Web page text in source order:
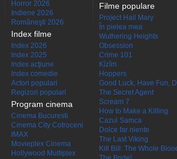
Horror 2026
Indiene 2026
Româneşti 2026
Index filme
Index 2026
Index 2025
Index acţiune
Index comedie
Actori populari
Regizori populari
Program cinema
Cinema Bucuresti
Cinema City Cotroceni
IMAX
Movieplex Cinema
Hollywood Multiplex
Filme populare
Project Hail Mary
În pielea mea
Wuthering Heights
Obsession
Crime 101
Kîzîm
Hoppers
Good Luck, Have Fun,
The Secret Agent
Scream 7
How to Make a Killing
Cazul Samca
Dolce far niente
The Last Viking
Kill Bill: The Whole